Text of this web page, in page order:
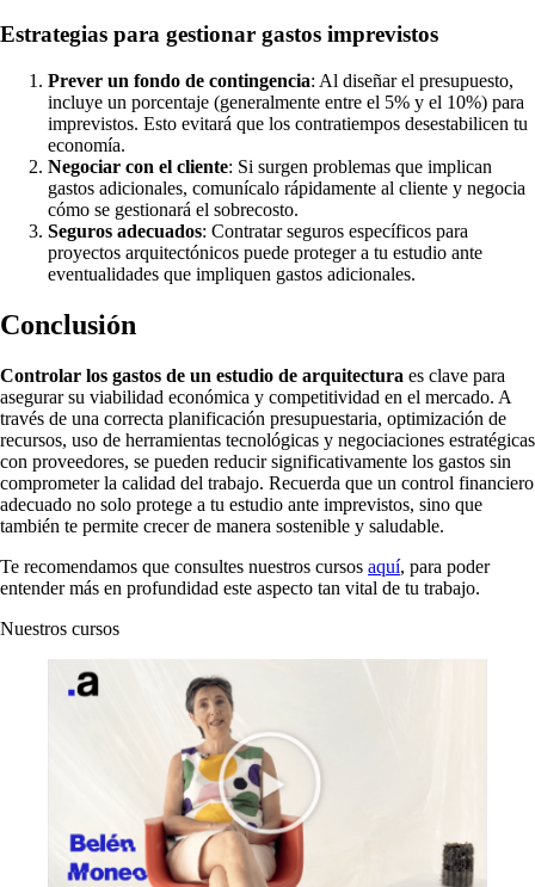
Estrategias para gestionar gastos imprevistos
Prever un fondo de contingencia: Al diseñar el presupuesto,
incluye un porcentaje (generalmente entre el 5% y el 10%) para
imprevistos. Esto evitará que los contratiempos desestabilicen tu
economía.
Negociar con el cliente: Si surgen problemas que implican
gastos adicionales, comunícalo rápidamente al cliente y negocia
cómo se gestionará el sobrecosto.
Seguros adecuados: Contratar seguros específicos para
proyectos arquitectónicos puede proteger a tu estudio ante
eventualidades que impliquen gastos adicionales.
Conclusión
Controlar los gastos de un estudio de arquitectura es clave para
asegurar su viabilidad económica y competitividad en el mercado. A
través de una correcta planificación presupuestaria, optimización de
recursos, uso de herramientas tecnológicas y negociaciones estratégicas
con proveedores, se pueden reducir significativamente los gastos sin
comprometer la calidad del trabajo. Recuerda que un control financiero
adecuado no solo protege a tu estudio ante imprevistos, sino que
también te permite crecer de manera sostenible y saludable.
Te recomendamos que consultes nuestros cursos aquí, para poder
entender más en profundidad este aspecto tan vital de tu trabajo.
Nuestros cursos